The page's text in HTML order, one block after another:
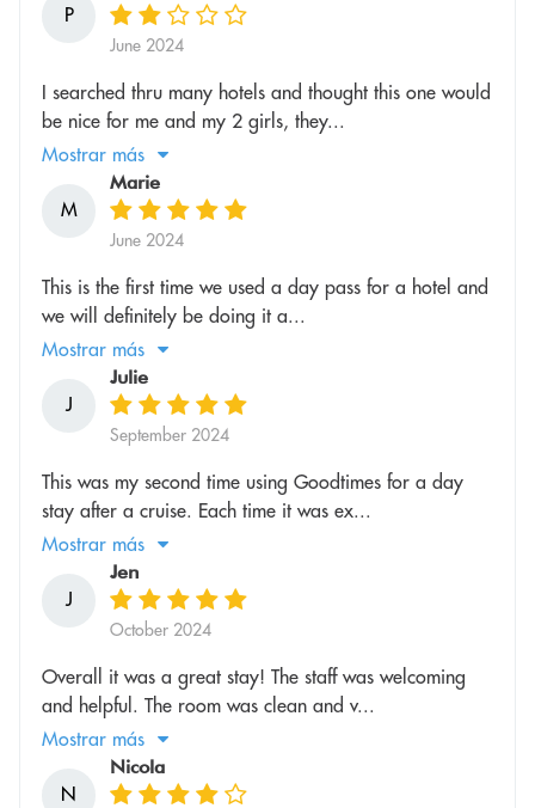
P
June 2024
I searched thru many hotels and thought this one would
be nice for me and my 2 girls, they...
Mostrar más
M
Marie
June 2024
This is the first time we used a day pass for a hotel and
we will definitely be doing it a...
Mostrar más
J
Julie
September 2024
This was my second time using Goodtimes for a day
stay after a cruise. Each time it was ex...
Mostrar más
J
Jen
October 2024
Overall it was a great stay! The staff was welcoming
and helpful. The room was clean and v...
Mostrar más
N
Nicola